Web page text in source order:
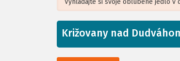
+
−
Križovany nad